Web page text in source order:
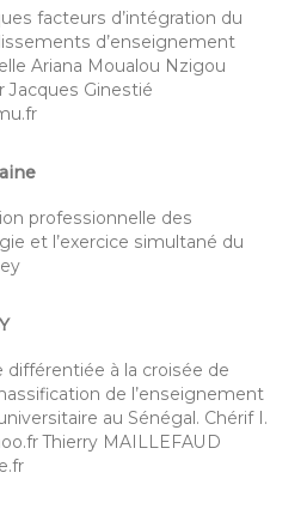
facteurs d’intégration du
d’enseignement
Ariana Moualou Nzigou
Jacques Ginestié
professionnelle des
et l’exercice simultané du
à la croisée de
de l’enseignement
au Sénégal. Chérif I.
Thierry MAILLEFAUD